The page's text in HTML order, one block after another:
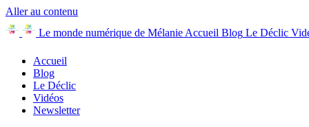
Aller au contenu
Le monde numérique de Mélanie Accueil Blog Le Déclic
Accueil
Blog
Le Déclic
Vidéos
Newsletter